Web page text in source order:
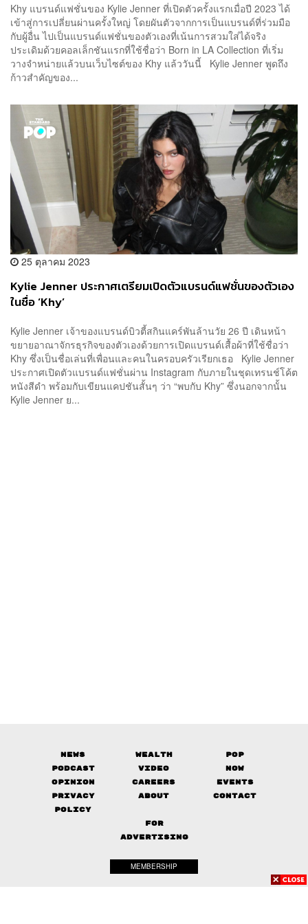
Khy แบรนด์แฟชั่นของ Kylie Jenner ที่เปิดตัวครั้งแรกเมื่อปี 2023 ได้
เข้าสู่การเปลี่ยนผ่านครั้งใหญ่ โดยผันตัวจากการเป็นแบรนด์ที่ร่วมมือ
กับผู้อื่น ไปเป็นแบรนด์แฟชั่นของตัวเองที่เน้นการสวมใส่ได้จริง
ประเดิมด้วยคอลเล็กชันแรกที่ใช้ชื่อว่า Born in LA Collection ที่เริ่ม
วางจำหน่ายแล้วบนเว็บไซต์ของ Khy แล้ววันนี้ Kylie Jenner พูดถึง
ก้าวสำคัญของ...
25 ตุลาคม 2023
Kylie Jenner ประกาศเตรียมเปิดตัวแบรนด์แฟชั่นของตัวเอง
ในชื่อ ‘Khy’
Kylie Jenner เจ้าของแบรนด์บิวตี้สกินแคร์พันล้านวัย 26 ปี เดินหน้า
ขยายอาณาจักรธุรกิจของตัวเองด้วยการเปิดแบรนด์เสื้อผ้าที่ใช้ชื่อว่า
Khy ซึ่งเป็นชื่อเล่นที่เพื่อนและคนในครอบครัวเรียกเธอ Kylie Jenner
ประกาศเปิดตัวแบรนด์แฟชั่นผ่าน Instagram กับภายในชุดเทรนช์โค้ต
หนังสีดำ พร้อมกับเขียนแคปชันสั้นๆ ว่า “พบกับ Khy” ซึ่งนอกจากนั้น
Kylie Jenner ย...
News Wealth
Pop
Podcast
Video
Now
Opinion
Careers
Events
Privacy
Policy
About Contact
FOR
ADVERTISING
MEMBERSHIP